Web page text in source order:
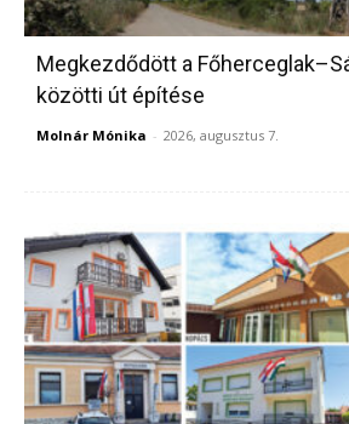
Megkezdődött a
közötti út építése
Molnár Mónika - 2026, augusztus 7.